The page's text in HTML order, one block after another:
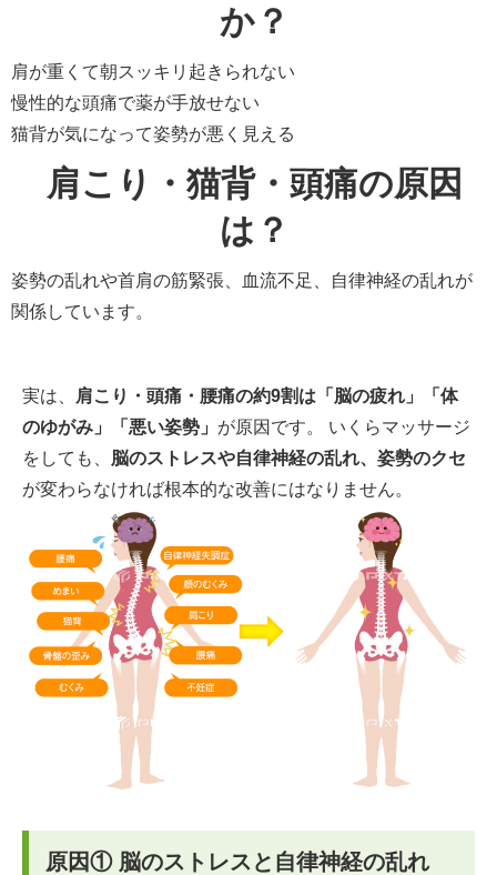
か？
肩が重くて朝スッキリ起きられない
慢性的な頭痛で薬が手放せない
猫背が気になって姿勢が悪く見える
肩こり・猫背・頭痛の原因
は？
姿勢の乱れや首肩の筋緊張、血流不足、自律神経の乱れが
関係しています。
実は、
肩こり・頭痛・腰痛の約9割は「脳の疲れ」「体
のゆがみ」「悪い姿勢」 が原因です。 いくらマッサージ
をしても、 脳のストレスや自律神経の乱れ、姿勢のクセ
が変わらなければ根本的な改善にはなりません。
原因① 脳のストレスと自律神経の乱れ